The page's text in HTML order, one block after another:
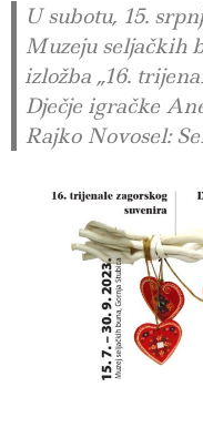
U subotu, 15.
Muzeju seljačkih
izložba „16.
Dječje igračke
Rajko Novosel: